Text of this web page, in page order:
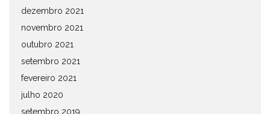
dezembro 2021
novembro 2021
outubro 2021
setembro 2021
fevereiro 2021
julho 2020
setembro 2019